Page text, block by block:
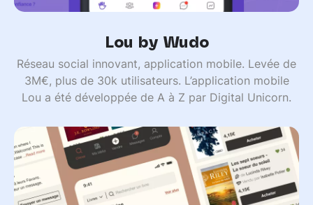
Lou by Wudo
Réseau social innovant, application mobile. Levée de
3M€, plus de 30k utilisateurs. L’application mobile
Lou a été développée de A à Z par Digital Unicorn.